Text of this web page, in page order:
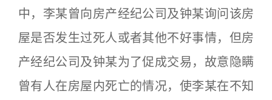
中，李某曾向房产经纪公司及钟某询问该房
屋是否发生过死人或者其他不好事情，但房
产经纪公司及钟某为了促成交易，故意隐瞒
曾有人在房屋内死亡的情况，使李某在不知